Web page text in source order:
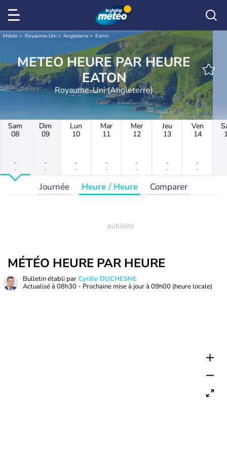
Météo Royaume-Uni Angleterre Eaton
METEO HEURE PAR HEURE
EATON
Royaume-Uni (Angleterre)
Sam
08
-
-
Dim
09
-
-
Lun
10
-
-
Mar
11
-
-
Mer
12
-
-
Jeu
13
-
-
Ven
14
-
-
Journée Heure / Heure Comparer
MÉTÉO HEURE PAR HEURE
Bulletin établi parCyrille DUCHESNE
Actualisé à 08h30 - Prochaine mise à jour à 09h00 (heure locale)